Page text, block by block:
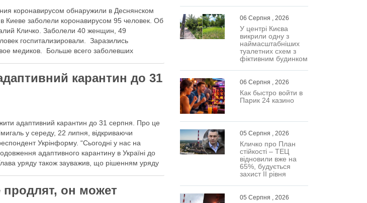
коронавирусом обнаружили в Деснянском
Киеве заболели коронавирусом 95 человек. Об
Кличко. Заболели 40 женщин, 49
госпитализировали. Заразились
медиков. Больше всего заболевших
карантин до 31
адаптивний карантин до 31 серпня. Про це
у середу, 22 липня, відкриваючи
Укрінформу. “Сьогодні у нас на
адаптивного карантину в Україні до
уряду також зауважив, що рішенням уряду
продлят, он может
06 Серпня , 2026
У центрі Києва
викрили одну з
наймасштабніших
туалетних схем з
фіктивним будинком
06 Серпня , 2026
Как быстро войти в
Парик 24 казино
05 Серпня , 2026
Кличко про План
стійкості – ТЕЦ
відновили вже на
65%, будується
захист ІІ рівня
05 Серпня , 2026